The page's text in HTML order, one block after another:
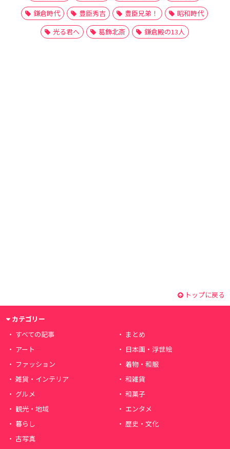
鎌倉時代
豊臣秀吉 豊臣兄弟！
昭和時代
光る君へ
葛飾北斎 鎌倉殿の13人
トップに戻る
カテゴリー
すべての記事
まとめ
アート
日本画・浮世絵
ファッション
着物・和服
雑貨・インテリア
和雑貨
グルメ
和菓子
観光・地域
エンタメ
暮らし
歴史・文化
古写真